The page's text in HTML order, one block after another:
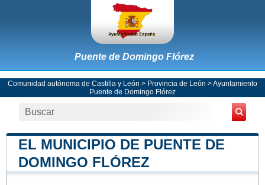
Puente de Domingo Flórez
Comunidad autónoma de Castilla y León > Provincia de León >Ayuntamiento
Puente de Domingo Flórez
EL MUNICIPIO DE PUENTE DE
DOMINGO FLÓREZ